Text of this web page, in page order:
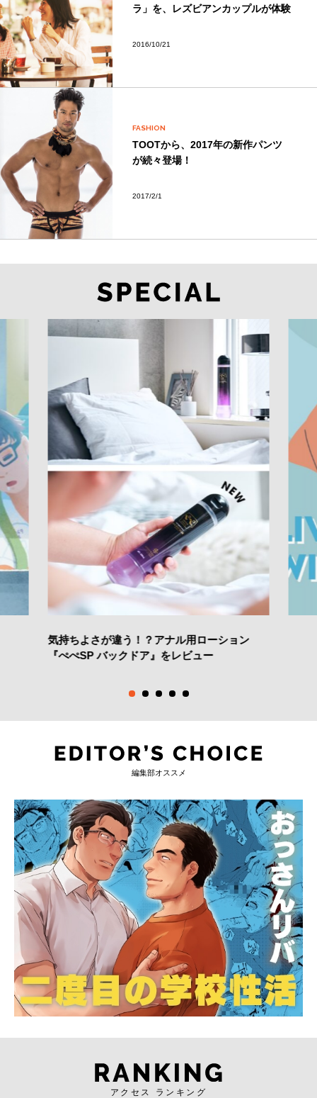
ラ」を、レズビアンカップルが体験
2016/10/21
FASHION
TOOTから、2017年の新作パンツ
が続々登場！
2017/2/1
気持ちよさが違う！？アナル用ローション
『ぺぺSP バックドア』をレビュー
編集部オススメ
アクセス ランキング